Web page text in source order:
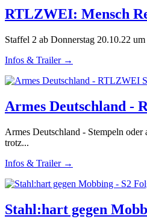
RTLZWEI: Mensch
Staffel 2 ab Donnerstag 20.10.22
Infos & Trailer →
Armes Deutschland -
Armes Deutschland - Stempeln
trotz...
Infos & Trailer →
Stahl:hart gegen